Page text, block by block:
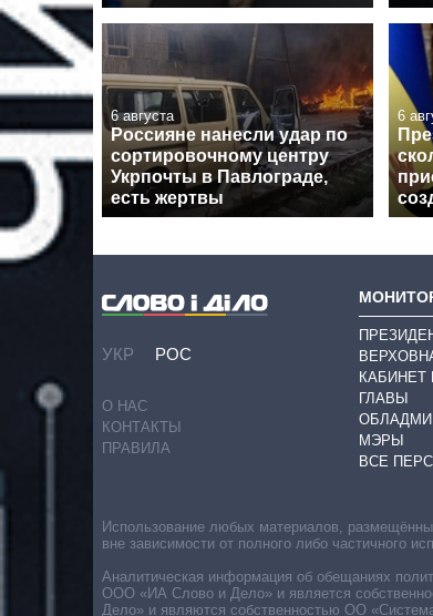
6 августа
Россияне нанесли удар по
сортировочному центру
Укрпочты в Павлограде,
есть жертвы
6
УКР РОС
О НАС
КОНТАКТЫ
ПРАВИЛА
ГЛАВЫ
МЭРЫ
ВСЕ
Использование любых материалов,
вне зависимости от полного либо частичного
Аналитическая информация об обещаниях
ООО «ИА Слово и Дело» и является
Дело» и являются собственностью ОО